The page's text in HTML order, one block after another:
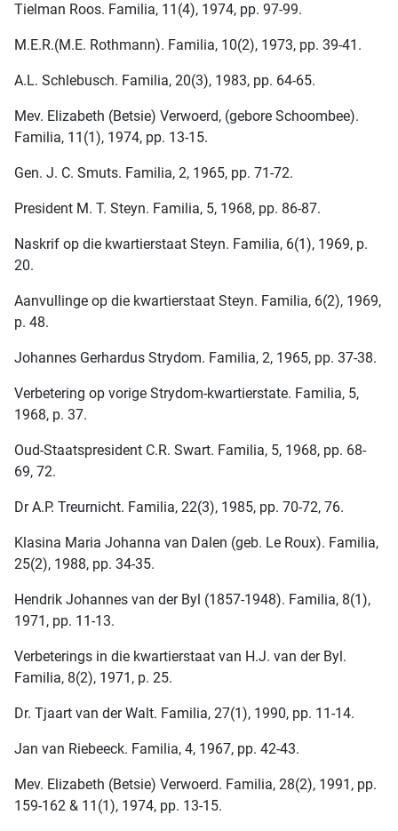
Tielman Roos. Familia, 11(4), 1974, pp. 97-99.
M.E.R.(M.E. Rothmann). Familia, 10(2), 1973, pp. 39-41.
A.L. Schlebusch. Familia, 20(3), 1983, pp. 64-65.
Mev. Elizabeth (Betsie) Verwoerd, (gebore Schoombee).
Familia, 11(1), 1974, pp. 13-15.
Gen. J. C. Smuts. Familia, 2, 1965, pp. 71-72.
President M. T. Steyn. Familia, 5, 1968, pp. 86-87.
Naskrif op die kwartierstaat Steyn. Familia, 6(1), 1969, p.
20.
Aanvullinge op die kwartierstaat Steyn. Familia, 6(2), 1969,
p. 48.
Johannes Gerhardus Strydom. Familia, 2, 1965, pp. 37-38.
Verbetering op vorige Strydom-kwartierstate. Familia, 5,
1968, p. 37.
Oud-Staatspresident C.R. Swart. Familia, 5, 1968, pp. 68-
69, 72.
Dr A.P. Treurnicht. Familia, 22(3), 1985, pp. 70-72, 76.
Klasina Maria Johanna van Dalen (geb. Le Roux). Familia,
25(2), 1988, pp. 34-35.
Hendrik Johannes van der Byl (1857-1948). Familia, 8(1),
1971, pp. 11-13.
Verbeterings in die kwartierstaat van H.J. van der Byl.
Familia, 8(2), 1971, p. 25.
Dr. Tjaart van der Walt. Familia, 27(1), 1990, pp. 11-14.
Jan van Riebeeck. Familia, 4, 1967, pp. 42-43.
Mev. Elizabeth (Betsie) Verwoerd. Familia, 28(2), 1991, pp.
159-162 & 11(1), 1974, pp. 13-15.